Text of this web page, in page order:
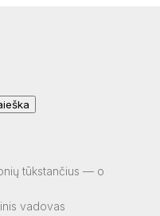
tūkstančius — o
vadovas